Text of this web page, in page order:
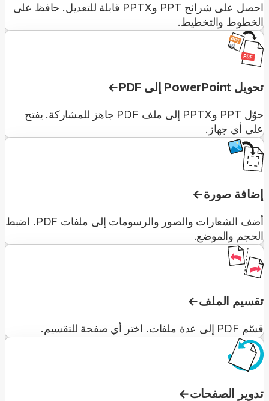
احصل على شرائح PPT وPPTX قابلة للتعديل. حافظ على
الخطوط والتخطيط.
تحويل PowerPoint إلى PDF
حوّل PPT وPPTX إلى ملف PDF جاهز للمشاركة. يفتح
على أي جهاز.
إضافة صورة
أضف الشعارات والصور والرسومات إلى ملفات PDF. اضبط
الحجم والموضع.
تقسيم الملف
قسّم PDF إلى عدة ملفات. اختر أي صفحة للتقسيم.
تدوير الصفحات